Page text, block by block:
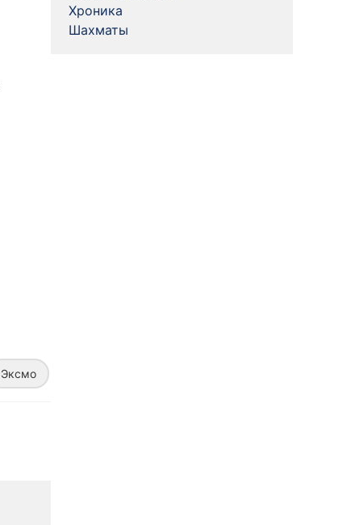
Эксмо
Хроника
Шахматы